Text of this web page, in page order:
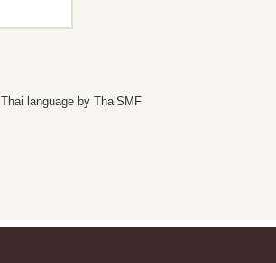
Thai language by ThaiSMF